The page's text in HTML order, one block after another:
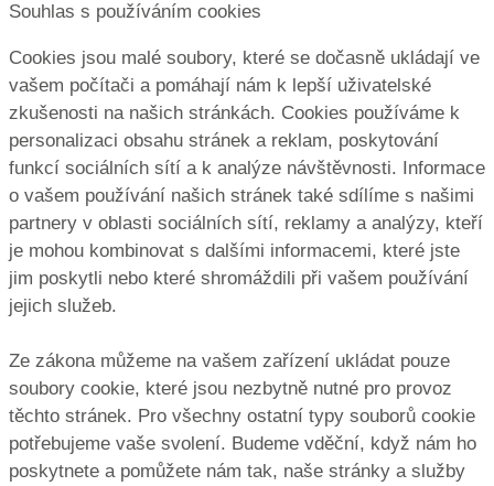
Souhlas s používáním cookies
Cookies jsou malé soubory, které se dočasně ukládají ve
vašem počítači a pomáhají nám k lepší uživatelské
zkušenosti na našich stránkách. Cookies používáme k
personalizaci obsahu stránek a reklam, poskytování
funkcí sociálních sítí a k analýze návštěvnosti. Informace
o vašem používání našich stránek také sdílíme s našimi
partnery v oblasti sociálních sítí, reklamy a analýzy, kteří
je mohou kombinovat s dalšími informacemi, které jste
jim poskytli nebo které shromáždili při vašem používání
jejich služeb.
Ze zákona můžeme na vašem zařízení ukládat pouze
soubory cookie, které jsou nezbytně nutné pro provoz
těchto stránek. Pro všechny ostatní typy souborů cookie
potřebujeme vaše svolení. Budeme vděční, když nám ho
poskytnete a pomůžete nám tak, naše stránky a služby